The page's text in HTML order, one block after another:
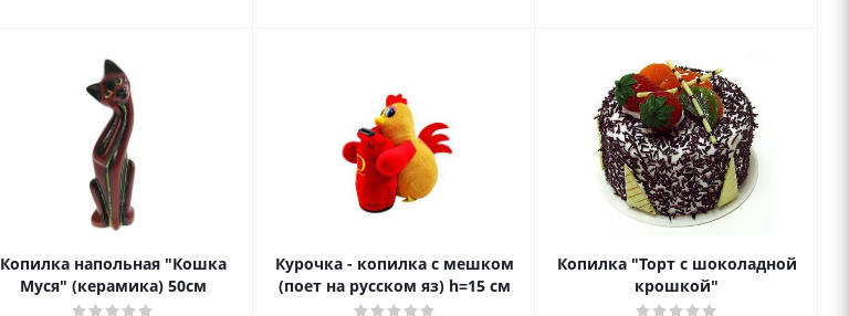
Копилка напольная "Кошка
Муся" (керамика) 50см
Курочка - копилка с мешком
(поет на русском яз) h=15 см
Копилка "Торт с шоколадной
крошкой"